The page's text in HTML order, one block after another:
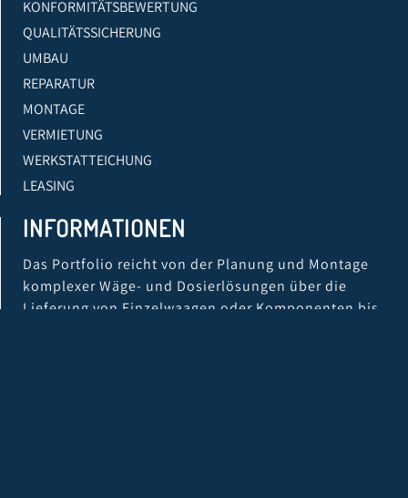
KONFORMITÄTSBEWERTUNG
QUALITÄTSSICHERUNG
UMBAU
REPARATUR
MONTAGE
VERMIETUNG
WERKSTATTEICHUNG
LEASING
INFORMATIONEN
Das Portfolio reicht von der Planung und Montage
komplexer Wäge- und Dosierlösungen über die
Lieferung von Einzelwaagen oder Komponenten bis